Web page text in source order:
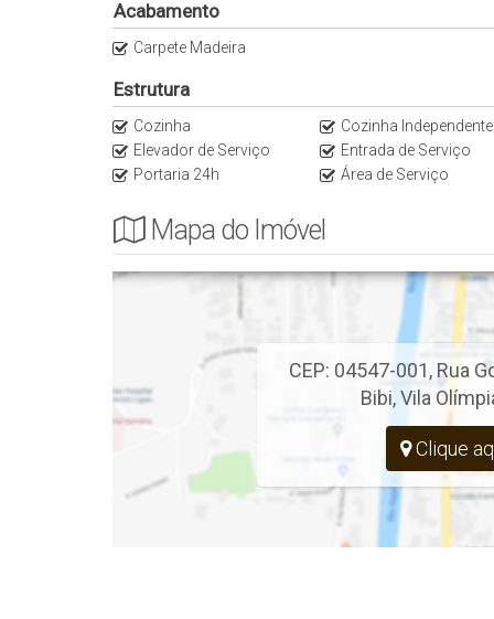
8 Min do JK Iguatemi
10 Min Parque do Ibirapuera
Para mais informações, contate-nos
Apartamentos Vila Olímpia
Anuncie seu Imóvel Conosco
Preço e disponibilidade do imóvel sujeitos a alteração
Acabamento
Carpete Madeira
Estrutura
Cozinha Cozinha Independente
Elevador de Serviço
Entrada de Serviço
Portaria 24h
Área de Serviço
Mapa do Imóvel
CEP: 04547-001, Rua
Bibi,Vila
Clique